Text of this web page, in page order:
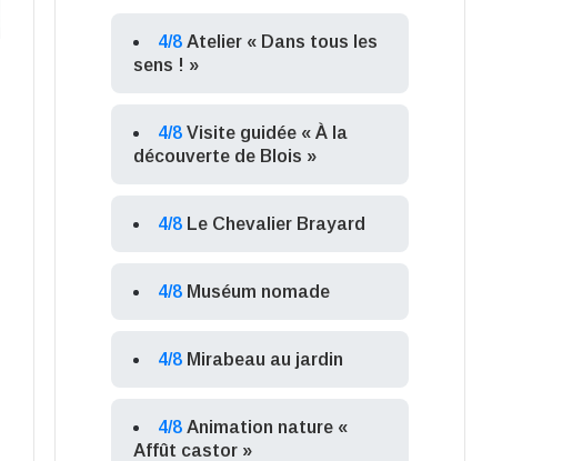
4/8 Atelier « Dans tous les
sens ! »
4/8 Visite guidée « À la
découverte de Blois »
4/8 Le Chevalier Brayard
4/8 Muséum nomade
4/8 Mirabeau au jardin
4/8 Animation nature «
Affût castor »